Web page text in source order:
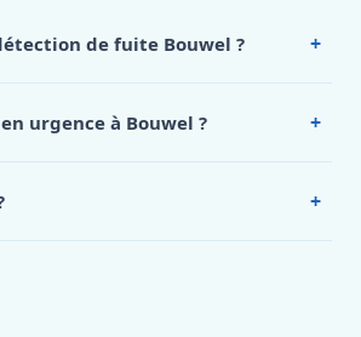
de fuite Bouwel ? +
26.
urgence à Bouwel ? +
+